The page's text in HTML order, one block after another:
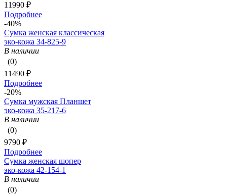
11990 ₽
Подробнее
-40%
Сумка женская классическая
эко-кожа 34-825-9
В наличии
(0)
11490 ₽
Подробнее
-20%
Сумка мужская Планшет
эко-кожа 35-217-6
В наличии
(0)
9790 ₽
Подробнее
Сумка женская шопер
эко-кожа 42-154-1
В наличии
(0)